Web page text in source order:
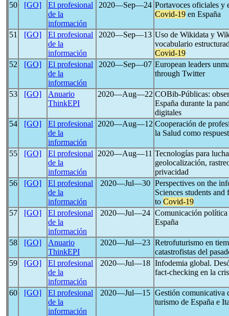
50 [GO]
El profesional
de la
información
2020―Sep―24 Portavoces oficiales y
Covid-19 en España
51 [GO]
El profesional
de la
información
2020―Sep―13 Uso de Wikidata y
vocabulario
Covid-19
52
[GO]
El profesional
de la
información
2020―Sep―07 European leaders
through Twitter
53 [GO]
Anuario
ThinkEPI
2020―Aug―22 COBib-Públicas:
España durante la
digitales
54
[GO]
El profesional
de la
información
2020―Aug―12 Cooperación de
la Salud como
55 [GO]
El profesional
de la
información
2020―Aug―11 Tecnologías para
geolocalización,
privacidad
56
[GO]
El profesional
de la
información
2020―Jul―30 Perspectives on the
Sciences students
to Covid-19
57
[GO]
El profesional
de la
información
2020―Jul―24 Comunicación
España
58 [GO]
Anuario
ThinkEPI
2020―Jul―23 Retrofuturismo en
catastrofistas del
59
[GO]
El profesional
de la
información
2020―Jul―18 Infodemia global.
fact-checking en la
60 [GO]
El profesional
de la
información
2020―Jul―15 Gestión comunicativa
turismo de España e